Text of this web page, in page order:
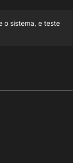
o sistema, e teste